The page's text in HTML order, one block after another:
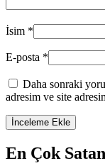
İsim *
E-posta *
Daha sonraki
adresim ve site
En Çok